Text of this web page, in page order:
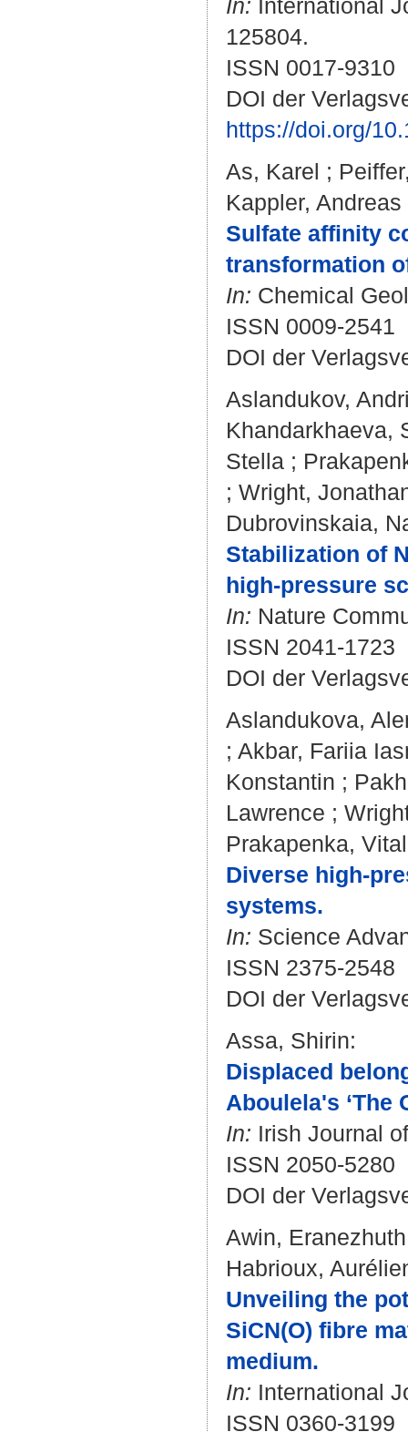
In: International
125804.
ISSN 0017-9310
DOI der
https://doi.org/
As, Karel ;
Kappler, Andreas
Sulfate affinity
transformation
In: Chemical
ISSN 0009-2541
DOI der
Aslandukov,
Khandarkhaeva,
Stella ;
; Wright,
Dubrovinskaia,
Stabilization of
high-pressure
In: Nature
ISSN 2041-1723
DOI der
Aslandukova,
; Akbar, Fariia
Konstantin ;
Lawrence ;
Prakapenka,
Diverse high-
systems.
In: Science
ISSN 2375-2548
DOI der
Assa, Shirin:
Displaced
Aboulela's ‘The
In: Irish Journal
ISSN 2050-5280
DOI der
Awin,
Habrioux,
Unveiling the
SiCN(O) fibre
medium.
In: International
ISSN 0360-3199